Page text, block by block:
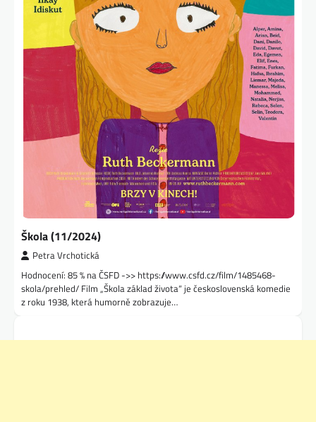
Škola (11/2024)
Petra Vrchotická
Hodnocení: 85 % na ČSFD ->> https://www.csfd.cz/film/1485468-
skola/prehled/ Film „Škola základ života“ je československá komedie
z roku 1938, která humorně zobrazuje…